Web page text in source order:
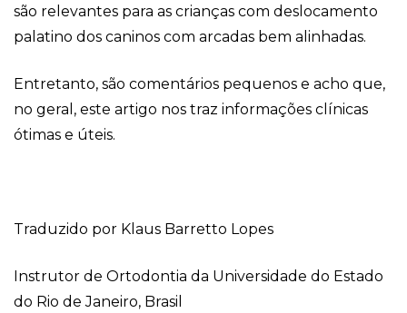
são relevantes para as crianças com deslocamento
palatino dos caninos com arcadas bem alinhadas.
Entretanto, são comentários pequenos e acho que,
no geral, este artigo nos traz informações clínicas
ótimas e úteis.
Traduzido por Klaus Barretto Lopes
Instrutor de Ortodontia da Universidade do Estado
do Rio de Janeiro, Brasil